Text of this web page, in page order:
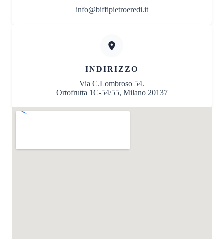
info@biffipietroeredi.it
INDIRIZZO
Via C.Lombroso 54.
Ortofrutta 1C-54/55, Milano 20137